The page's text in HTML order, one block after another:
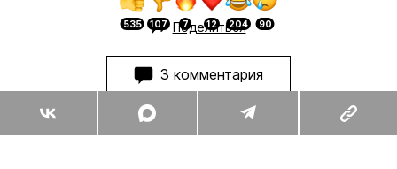
Поделиться
3 комментария